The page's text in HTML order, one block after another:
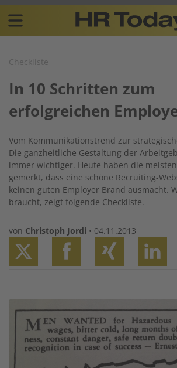
Skip
content
Plattform
für
Resources
navigation
Checkliste
In 10 Schritten zum
erfolgreichen
Vom Kommunikationstrend zur
Die ganzheitliche Gestaltung der
immer wichtiger. Heute haben die
gemerkt, dass eine schöne Recruiting-
keinen guten Employer Brand ausmacht.
braucht, zeigt folgende Checkliste.
von Christoph Jordi • 04.11.2013